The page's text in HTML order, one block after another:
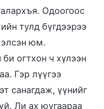
Одоогоос
тулд бүгдээрээ
юм.
огтхон ч хүлээн
Гэр лүүгээ
санагдаж, үүнийг
Ли ах юугаараа